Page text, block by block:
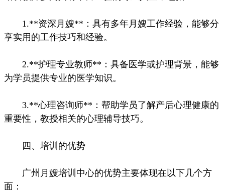
1.**资深月嫂**：具有多年月嫂工作经验，能够分
享实用的工作技巧和经验。
2.**护理专业教师**：具备医学或护理背景，能够
为学员提供专业的医学知识。
3.**心理咨询师**：帮助学员了解产后心理健康的
重要性，教授相关的心理辅导技巧。
四、培训的优势
广州月嫂培训中心的优势主要体现在以下几个方
面：